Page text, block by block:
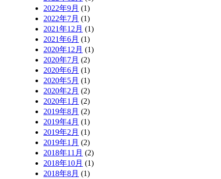
2022年9月 (1)
2022年7月 (1)
2021年12月 (1)
2021年6月 (1)
2020年12月 (1)
2020年7月 (2)
2020年6月 (1)
2020年5月 (1)
2020年2月 (2)
2020年1月 (2)
2019年8月 (2)
2019年4月 (1)
2019年2月 (1)
2019年1月 (2)
2018年11月 (2)
2018年10月 (1)
2018年8月 (1)